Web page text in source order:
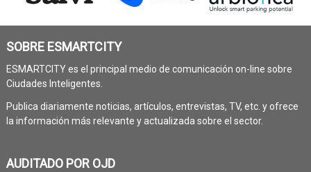
SOBRE ESMARTCITY
ESMARTCITY es el principal medio de comunicación on-line sobre
Ciudades Inteligentes.
Publica diariamente noticias, artículos, entrevistas, TV, etc. y ofrece
la información más relevante y actualizada sobre el sector.
AUDITADO POR OJD